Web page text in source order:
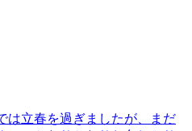
は立春を過ぎましたが、まだ